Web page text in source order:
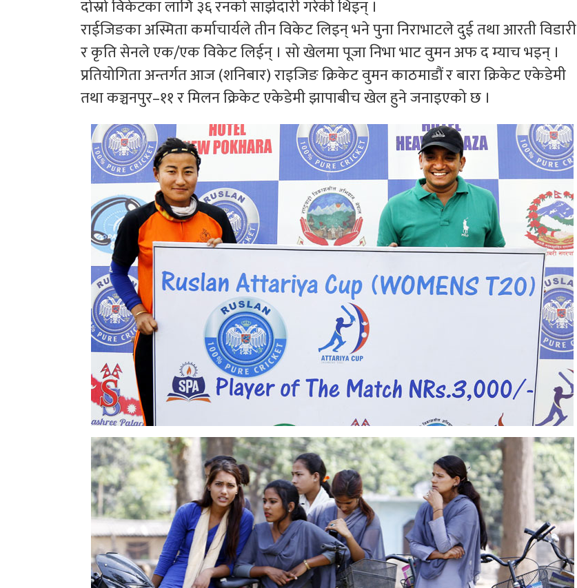
दोस्रो विकेटका लागि ३६ रनको साझेदारी गरेकी थिइन् ।
राईजिङका अस्मिता कर्माचार्यले तीन विकेट लिइन् भने पुना निराभाटले दुई तथा आरती विडारी
र कृति सेनले एक/एक विकेट लिईन् । सो खेलमा पूजा निभा भाट वुमन अफ द म्याच भइन् ।
प्रतियोगिता अन्तर्गत आज (शनिबार) राइजिङ क्रिकेट वुमन काठमाडौं र बारा क्रिकेट एकेडेमी
तथा कञ्चनपुर–११ र मिलन क्रिकेट एकेडेमी झापाबीच खेल हुने जनाइएको छ ।